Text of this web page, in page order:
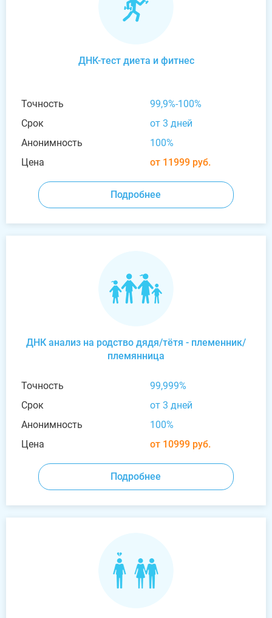
ДНК-тест диета и фитнес
Точность
99,9%-100%
Срок
от 3 дней
Анонимность
100%
Цена
от 11999 руб.
Подробнее
ДНК анализ на родство дядя/тётя - племенник/
племянница
Точность
99,999%
Срок
от 3 дней
Анонимность
100%
Цена
от 10999 руб.
Подробнее